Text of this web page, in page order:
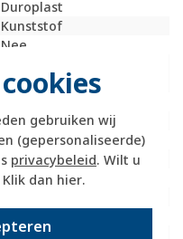
gebruiken wij
(gepersonaliseerde)
privacybeleid. Wilt u
dan hier.
Duroplast
Kunststof
Nee
verticaal
IP20
Nee
Mat
Nee
85 Millimeter (mm)